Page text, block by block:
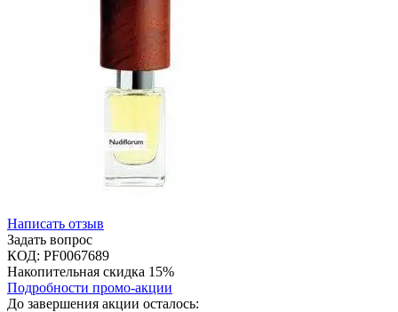
Написать отзыв
Задать вопрос
КОД: PF0067689
Накопительная скидка 15%
Подробности промо-акции
До завершения акции осталось: